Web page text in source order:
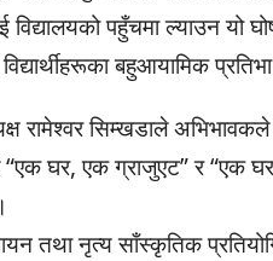
विद्यालयको पहुँचमा ल्याउन यो
बहुआयामिक
रामेश्वर सिम्खडाले
घर, एक ग्राजुएट” र “एक घर,
तथा नृत्य साँस्कृतिक